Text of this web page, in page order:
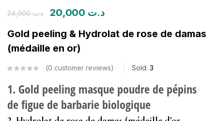
د.ت24,000 د.ت
Gold peeling & Hydrolat de rose de damas
(médaille en or)
0 customer reviews Sold: 3
1. Gold peeling masque poudre de pépins
de figue de barbarie biologique